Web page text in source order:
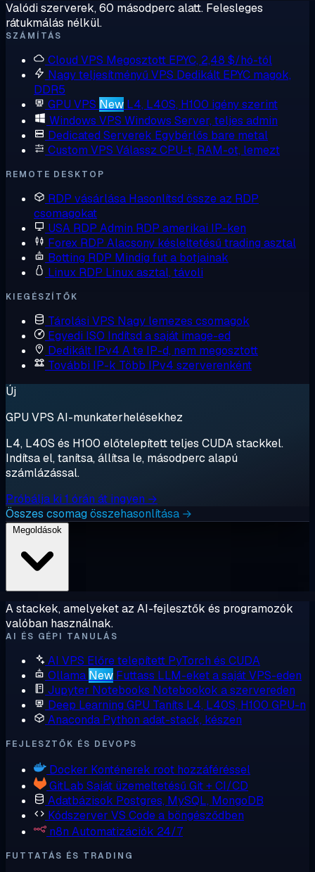
Valódi szerverek, 60 másodperc alatt. Felesleges
rátukmálás nélkül.
SZÁMÍTÁS
Cloud VPS Megosztott EPYC, 2,48 $/hó-tól
Nagy teljesítményű VPS Dedikált EPYC magok,
DDR5
GPU VPS New L4, L40S, H100 igény szerint
Windows VPS Windows Server, teljes admin
Dedicated Serverek Egybérlős bare metal
Custom VPS Válassz CPU-t, RAM-ot, lemezt
REMOTE DESKTOP
RDP vásárlása Hasonlítsd össze az RDP
csomagokat
USA RDP Admin RDP amerikai IP-ken
Forex RDP Alacsony késleltetésű trading asztal
Botting RDP Mindig fut a botjainak
Linux RDP Linux asztal, távoli
KIEGÉSZÍTŐK
Tárolási VPS Nagy lemezes csomagok
Egyedi ISO Indítsd a saját image-ed
Dedikált IPv4 A te IP-d, nem megosztott
További IP-k Több IPv4 szerverenként
Új
GPU VPS AI-munkaterhelésekhez
L4, L40S és H100 előtelepített teljes CUDA stackkel.
Indítsa el, tanítsa, állítsa le, másodperc alapú
számlázással.
Próbálja ki 1 órán át ingyen →
Összes csomag összehasonlítása →
A stackek, amelyeket az AI-fejlesztők és programozók
valóban használnak.
AI ÉS GÉPI TANULÁS
AI VPS Előre telepített PyTorch és CUDA
Ollama New Futtass LLM-eket a saját VPS-eden
Jupyter Notebooks Notebookok a szervereden
Deep Learning GPU Taníts L4, L40S, H100 GPU-n
Anaconda Python adat-stack, készen
FEJLESZTŐK ÉS DEVOPS
Docker Konténerek root hozzáféréssel
GitLab Saját üzemeltetésű Git + CI/CD
Adatbázisok Postgres, MySQL, MongoDB
Kódszerver VS Code a böngésződben
n8n Automatizációk 24/7
FUTTATÁS ÉS TRADING